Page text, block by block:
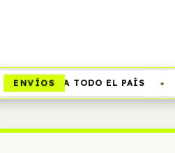
ENVÍOS A TODO EL PAÍS •